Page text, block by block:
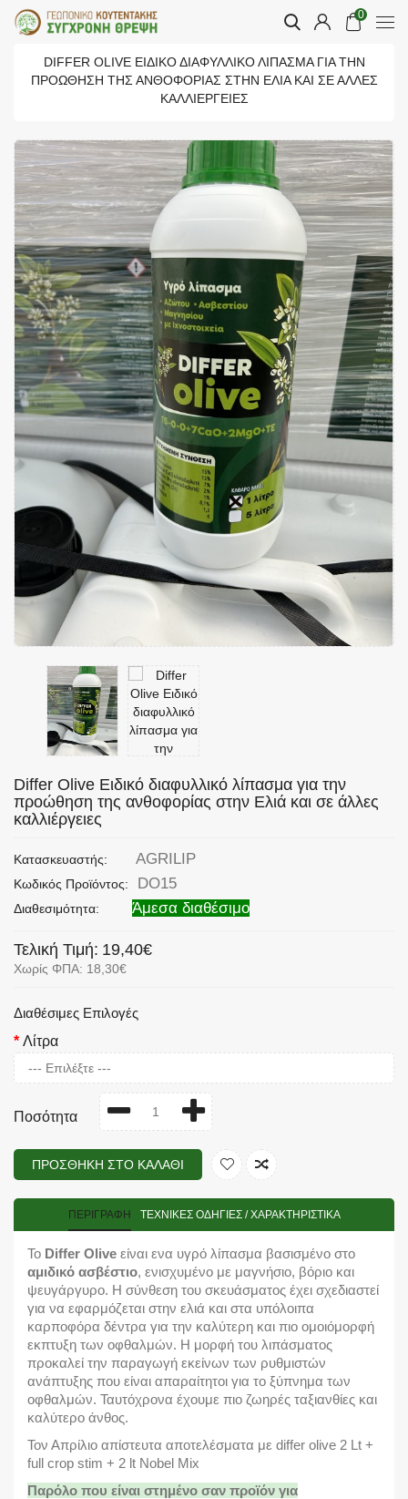
0
DIFFER OLIVE ΕΙΔΙΚΌ ΔΙΑΦΥΛΛΙΚΌ ΛΊΠΑΣΜΑ ΓΙΑ ΤΗΝ
ΠΡΟΏΘΗΣΗ ΤΗΣ ΑΝΘΟΦΟΡΊΑΣ ΣΤΗΝ ΕΛΙΆ ΚΑΙ ΣΕ ΆΛΛΕΣ
ΚΑΛΛΙΈΡΓΕΙΕΣ
Differ Olive Ειδικό διαφυλλικό λίπασμα για την
προώθηση της ανθοφορίας στην Ελιά και σε άλλες
καλλιέργειες
Κατασκευαστής: AGRILIP
Κωδικός Προϊόντος: DO15
Διαθεσιμότητα: Άμεσα διαθέσιμο
Τελική Τιμή: 19,40€
Χωρίς ΦΠΑ: 18,30€
Διαθέσιμες Επιλογές
Λίτρα
Ποσότητα
ΠΡΟΣΘΉΚΗ ΣΤΟ ΚΑΛΆΘΙ
ΠΕΡΙΓΡΑΦΉ TΕΧΝΙΚΈΣ ΟΔΗΓΊΕΣ / ΧΑΡΑΚΤΗΡΙΣΤΙΚΆ
To Differ Olive είναι ενα υγρό λίπασμα βασισμένο στο
αμιδικό ασβέστιο, ενισχυμένο με μαγνήσιο, βόριο και
ψευγάργυρο. Η σύνθεση του σκευάσματος έχει σχεδιαστεί
για να εφαρμόζεται στην ελιά και στα υπόλοιπα
καρποφόρα δέντρα για την καλύτερη και πιο ομοιόμορφή
εκπτυξη των οφθαλμών. Η μορφή του λιπάσματος
προκαλεί την παραγωγή εκείνων των ρυθμιστών
ανάπτυξης που είναι απαραίτητοι για το ξύπνημα των
οφθαλμών. Ταυτόχρονα έχουμε πιο ζωηρές ταξιανθίες και
καλύτερο άνθος.
Τον Απρίλιο απίστευτα αποτελέσματα με differ olive 2 Lt +
full crop stim + 2 lt Nobel Mix
Παρόλο που είναι στημένο σαν προϊόν για